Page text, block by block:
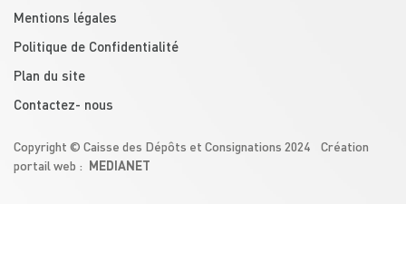
Mentions légales
Politique de Confidentialité
Plan du site
Contactez- nous
Copyright © Caisse des Dépôts et Consignations 2024 Création
portail web : MEDIANET